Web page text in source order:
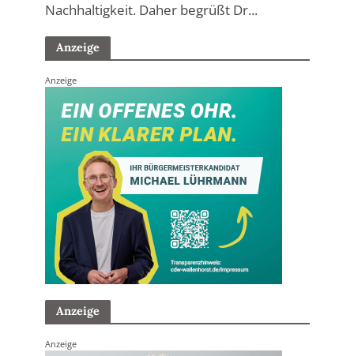
Nachhaltigkeit. Daher begrüßt Dr...
Anzeige
Anzeige
Anzeige
Anzeige